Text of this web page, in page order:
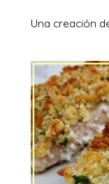
Una creación